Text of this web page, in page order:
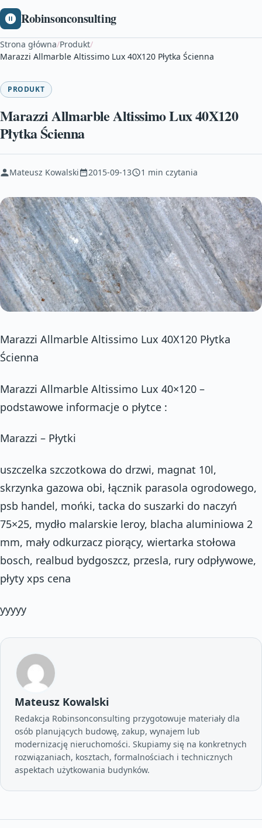
Robinsonconsulting
Strona główna/Produkt/
Marazzi Allmarble Altissimo Lux 40X120 Płytka Ścienna
PRODUKT
Marazzi Allmarble Altissimo Lux 40X120
Płytka Ścienna
Mateusz Kowalski 2015-09-13 1 min czytania
Marazzi Allmarble Altissimo Lux 40X120 Płytka
Ścienna
Marazzi Allmarble Altissimo Lux 40×120 –
podstawowe informacje o płytce :
Marazzi – Płytki
uszczelka szczotkowa do drzwi, magnat 10l,
skrzynka gazowa obi, łącznik parasola ogrodowego,
psb handel, mońki, tacka do suszarki do naczyń
75×25, mydło malarskie leroy, blacha aluminiowa 2
mm, mały odkurzacz piorący, wiertarka stołowa
bosch, realbud bydgoszcz, przesla, rury odpływowe,
płyty xps cena
yyyyy
Mateusz Kowalski
Redakcja Robinsonconsulting przygotowuje materiały dla
osób planujących budowę, zakup, wynajem lub
modernizację nieruchomości. Skupiamy się na konkretnych
rozwiązaniach, kosztach, formalnościach i technicznych
aspektach użytkowania budynków.